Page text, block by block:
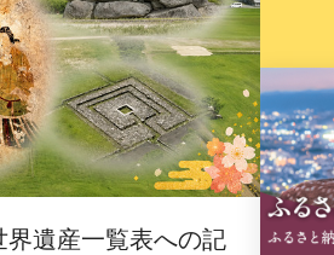
界遺産一覧表への記